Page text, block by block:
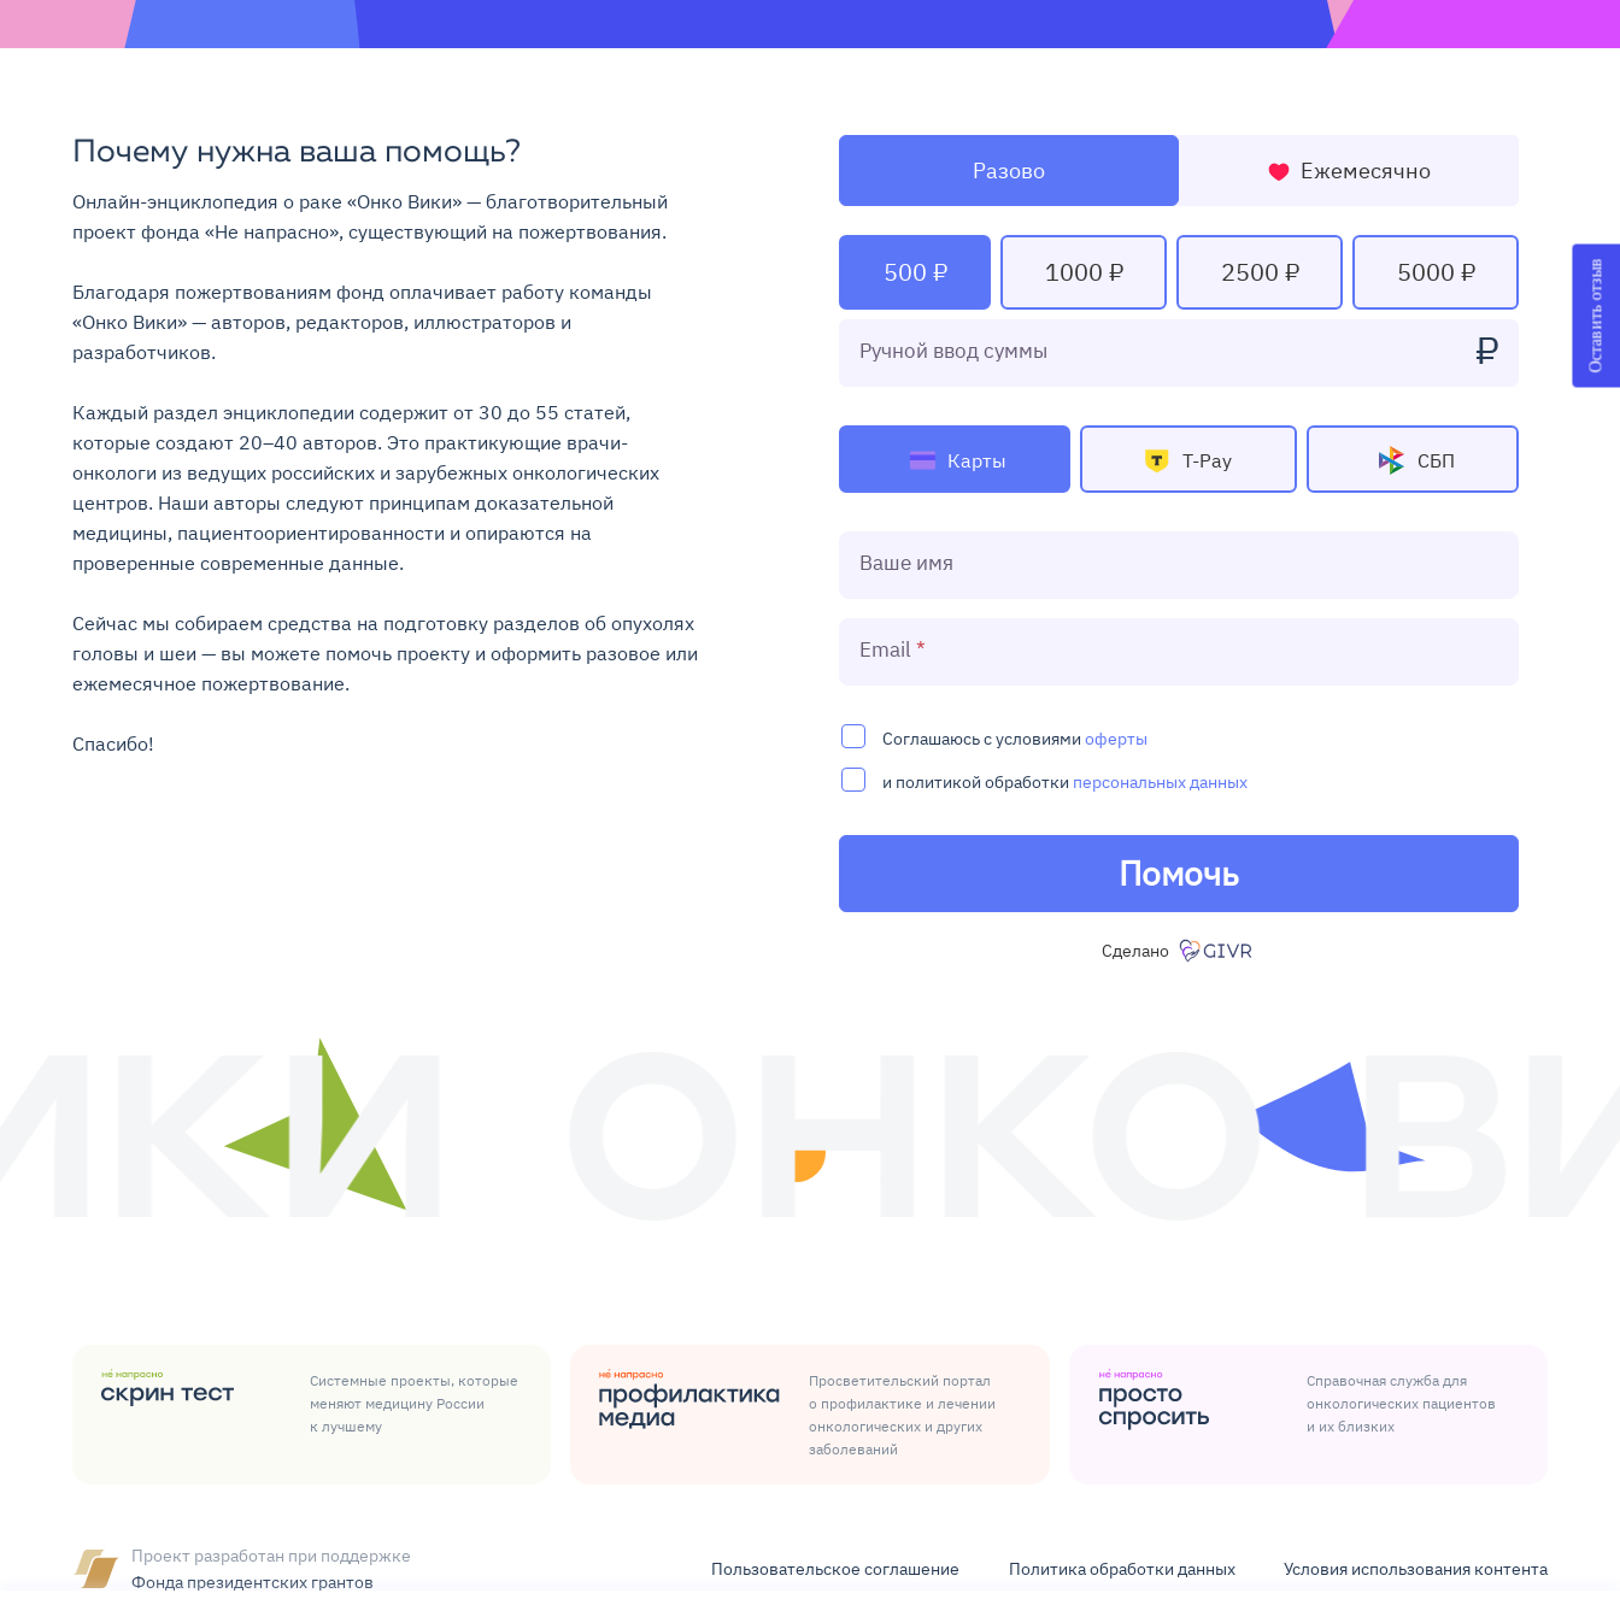
Почему нужна ваша помощь?
Онлайн-энциклопедия о раке «Онко Вики» — благотворительный
проект фонда «Не напрасно», существующий на пожертвования.
Благодаря пожертвованиям фонд оплачивает работу команды
«Онко Вики» — авторов, редакторов, иллюстраторов и
разработчиков.
Каждый раздел энциклопедии содержит от 30 до 55 статей,
которые создают 20–40 авторов. Это практикующие врачи-
онкологи из ведущих российских и зарубежных онкологических
центров. Наши авторы следуют принципам доказательной
медицины, пациентоориентированности и опираются на
проверенные современные данные.
Сейчас мы собираем средства на подготовку разделов об опухолях
головы и шеи — вы можете помочь проекту и оформить разовое или
ежемесячное пожертвование.
Спасибо!
Разово Ежемесячно
500 ₽ 1000 ₽ 2500 ₽ 5000 ₽
Ручной ввод суммы ₽
Карты T-Pay СБП
Ваше имя
Email
Соглашаюсь с условиями оферты
и политикой обработки персональных данных
Помочь
Сделано
Системные проекты, которые
меняют медицину России
к лучшему
Просветительский портал
о профилактике и лечении
онкологических и других
заболеваний
Справочная служба для
онкологических пациентов
и их близких
Проект разработан при поддержке
Фонда президентских грантов
Пользовательское соглашение Политика обработки данных Условия использования контента
Оставить отзыв